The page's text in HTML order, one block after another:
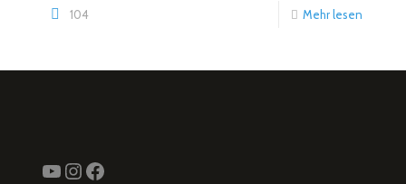
104 Mehr lesen
YouTube
Instagram
Facebook